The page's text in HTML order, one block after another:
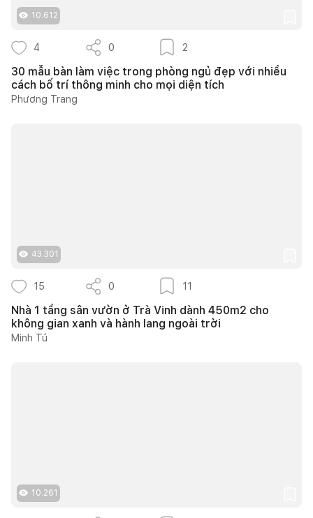
10.612
4 0 2
30 mẫu bàn làm việc trong phòng ngủ đẹp với nhiều
cách bố trí thông minh cho mọi diện tích
Phương Trang
43.301
15 0 11
Nhà 1 tầng sân vườn ở Trà Vinh dành 450m2 cho
không gian xanh và hành lang ngoài trời
Minh Tú
10.261